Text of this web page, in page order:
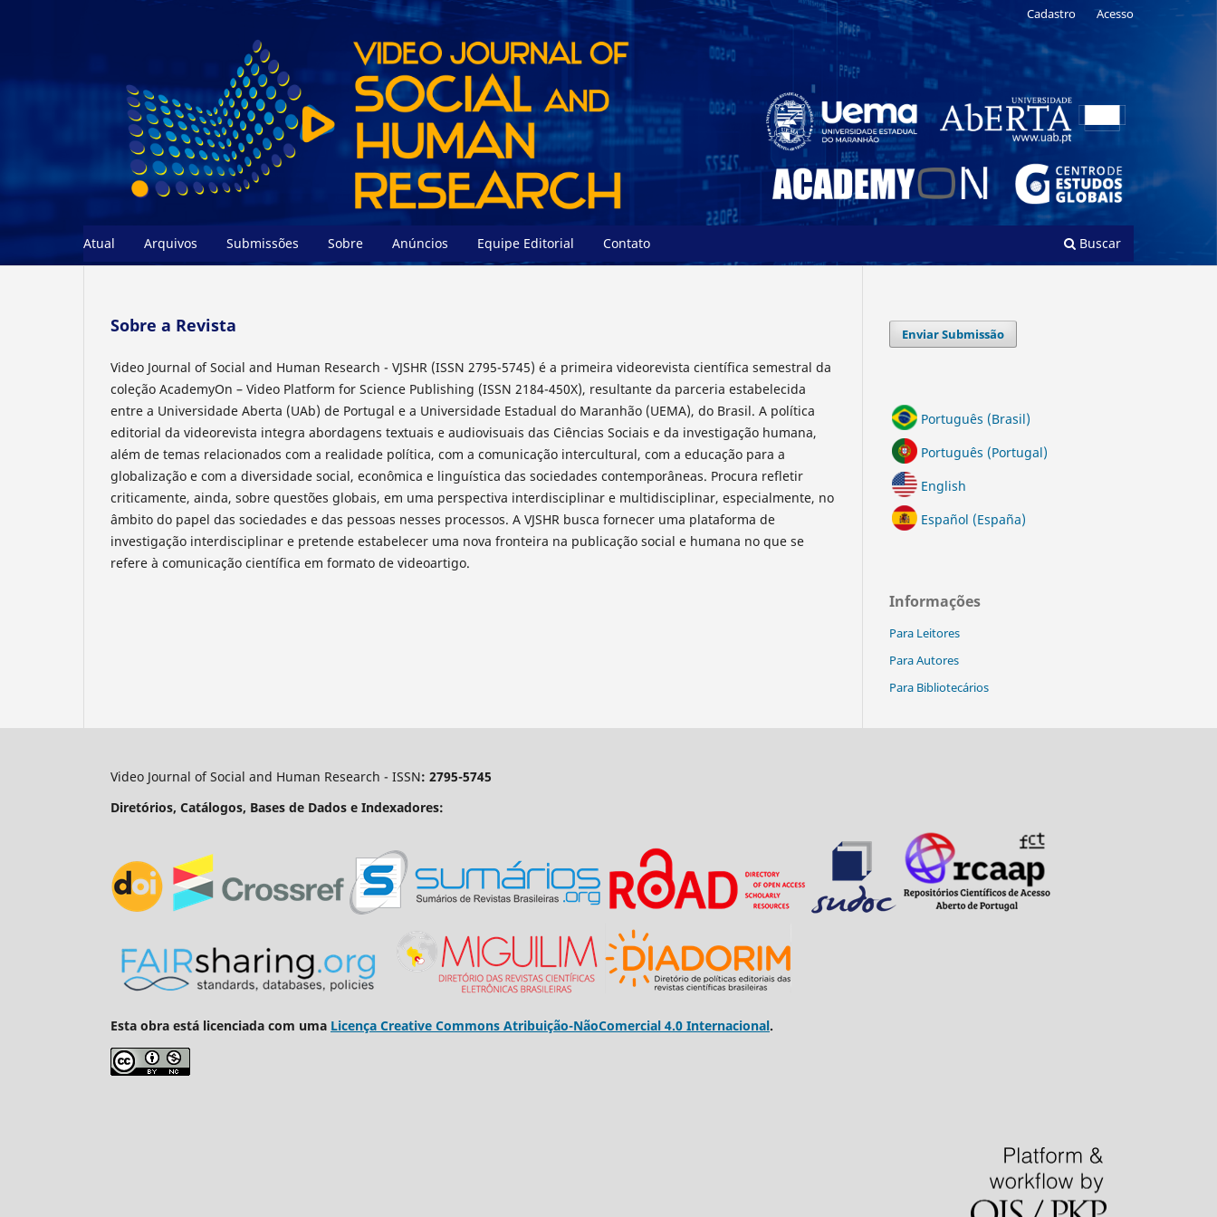
Atual Arquivos Submissões Sobre Anúncios Equipe Editorial Contato Buscar
Cadastro Acesso
Sobre a Revista
Video Journal of Social and Human Research - VJSHR (ISSN 2795-5745) é a primeira videorevista científica semestral da
coleção AcademyOn – Video Platform for Science Publishing (ISSN 2184-450X), resultante da parceria estabelecida
entre a Universidade Aberta (UAb) de Portugal e a Universidade Estadual do Maranhão (UEMA), do Brasil. A política
editorial da videorevista integra abordagens textuais e audiovisuais das Ciências Sociais e da investigação humana,
além de temas relacionados com a realidade política, com a comunicação intercultural, com a educação para a
globalização e com a diversidade social, econômica e linguística das sociedades contemporâneas. Procura refletir
criticamente, ainda, sobre questões globais, em uma perspectiva interdisciplinar e multidisciplinar, especialmente, no
âmbito do papel das sociedades e das pessoas nesses processos. A VJSHR busca fornecer uma plataforma de
investigação interdisciplinar e pretende estabelecer uma nova fronteira na publicação social e humana no que se
refere à comunicação científica em formato de videoartigo.
Enviar Submissão
Português (Brasil)
Português (Portugal)
English
Español (España)
Informações
Para Leitores
Para Autores
Para Bibliotecários
Video Journal of Social and Human Research - ISSN: 2795-5745
Diretórios, Catálogos, Bases de Dados e Indexadores:
Esta obra está licenciada com uma Licença Creative Commons Atribuição-NãoComercial 4.0 Internacional.